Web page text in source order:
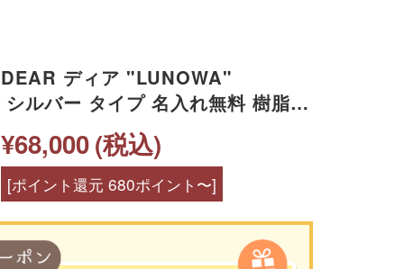
ディア "LUNOWA"
ルバー タイプ 名入れ無料 樹脂
15-2725 15-2724 遺骨封入 オー
手元供養 水子供養 お骨 アクセサ
ー メモリアルジュエリー 遺骨リ
¥68,000(税込)
[ポイント還元 680ポイント〜]